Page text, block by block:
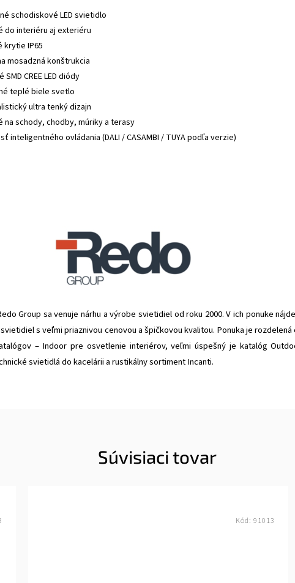
schodiskové LED svietidlo
do interiéru aj exteriéru
krytie IP65
mosadzná konštrukcia
SMD CREE LED diódy
teplé biele svetlo
ultra tenký dizajn
na schody, chodby, múriky a terasy
inteligentného ovládania (DALI / CASAMBI / TUYA podľa verzie)
Group sa venuje nárhu a výrobe svietidiel od roku 2000. V ich ponuke
s veľmi priaznivou cenovou a špičkovou kvalitou. Ponuka je rozdelená
– Indoor pre osvetlenie interiérov, veľmi úspešný je katalóg
svietidlá do kacelárii a rustikálny sortiment Incanti.
Súvisiaci tovar
Kód: 91013